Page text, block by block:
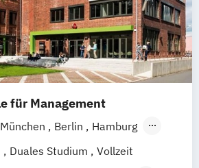
für Management
München Berlin
Hamburg
Frankfurt am Main
Essen
Duales Studium
Vollzeit